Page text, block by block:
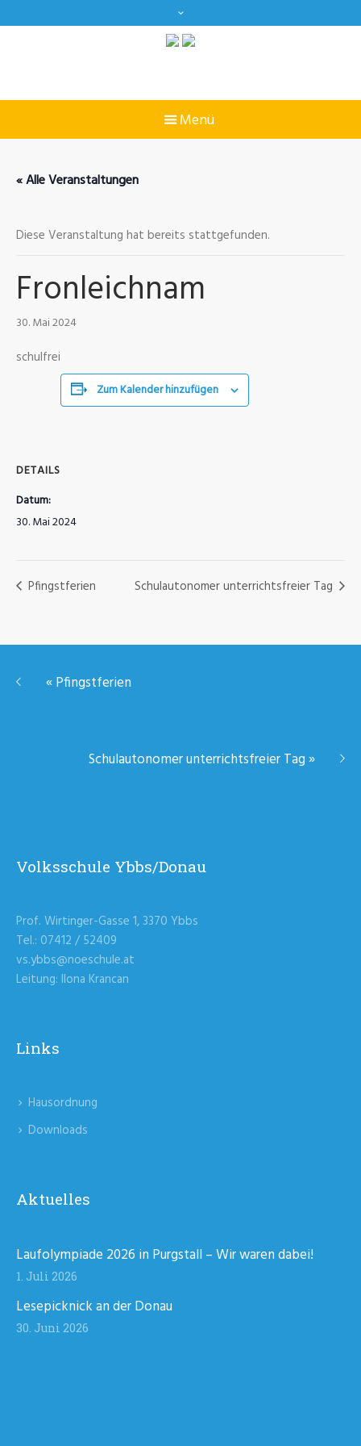
« Alle Veranstaltungen
Diese Veranstaltung hat bereits stattgefunden.
Fronleichnam
30. Mai 2024
schulfrei
Zum Kalender hinzufügen
DETAILS
Datum:
30. Mai 2024
Pfingstferien Schulautonomer unterrichtsfreier Tag
«Pfingstferien
Schulautonomer unterrichtsfreier Tag»
Volksschule Ybbs/Donau
Prof. Wirtinger-Gasse 1, 3370 Ybbs
Tel.: 07412 / 52409
vs.ybbs@noeschule.at
Leitung: Ilona Krancan
Links
Hausordnung
Downloads
Aktuelles
Laufolympiade 2026 in Purgstall – Wir waren dabei!
1. Juli 2026
Lesepicknick an der Donau
30. Juni 2026